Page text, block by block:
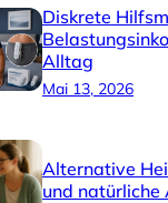
Diskrete
Alltag
Mai 13, 2026
Alternative
und natürliche